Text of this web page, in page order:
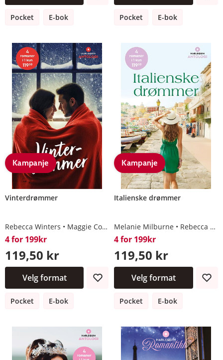
Pocket E-bok Pocket E-bok
Kampanje
Vinterdrømmer
Rebecca Winters Maggie Cox Andrea Laurence Jules Bennett
4 for 199kr
119,50 kr
Velg format
Pocket E-bok
Kampanje
Italienske drømmer
Melanie Milburne Rebecca Winters
4 for 199kr
119,50 kr
Velg format
Pocket E-bok